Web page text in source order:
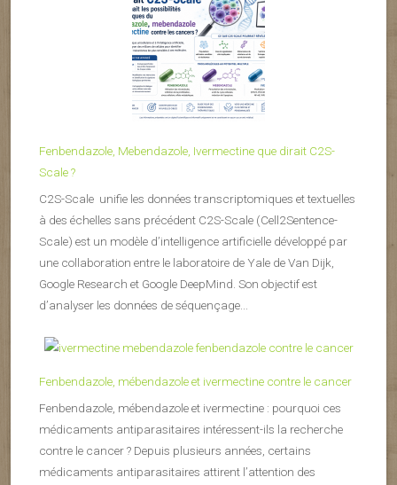
Fenbendazole, Mebendazole, Ivermectine que dirait C2S-
Scale ?
C2S-Scale unifie les données transcriptomiques et textuelles
à des échelles sans précédent C2S-Scale (Cell2Sentence-
Scale) est un modèle d’intelligence artificielle développé par
une collaboration entre le laboratoire de Yale de Van Dijk,
Google Research et Google DeepMind. Son objectif est
d’analyser les données de séquençage...
Fenbendazole, mébendazole et ivermectine contre le cancer
Fenbendazole, mébendazole et ivermectine : pourquoi ces
médicaments antiparasitaires intéressent-ils la recherche
contre le cancer ? Depuis plusieurs années, certains
médicaments antiparasitaires attirent l’attention des